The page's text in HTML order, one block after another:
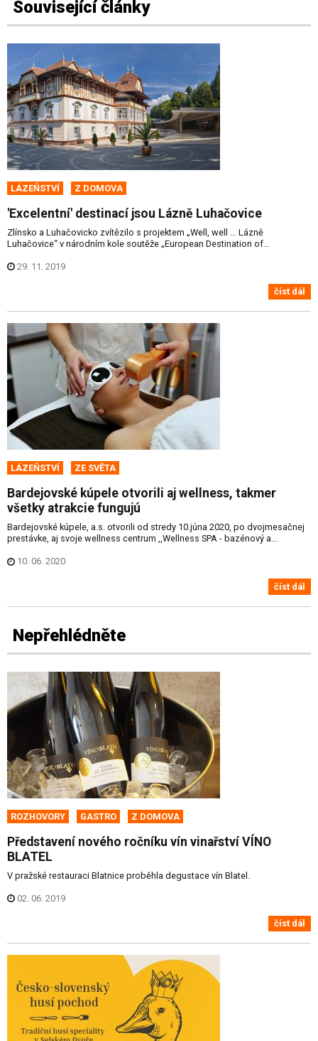
Související články
LÁZEŇSTVÍ Z DOMOVA
'Excelentní' destinací jsou Lázně Luhačovice
Zlínsko a Luhačovicko zvítězilo s projektem „Well, well … Lázně
Luhačovice“ v národním kole soutěže „European Destination of...
29. 11. 2019
číst dál
LÁZEŇSTVÍ ZE SVĚTA
Bardejovské kúpele otvorili aj wellness, takmer
všetky atrakcie fungujú
Bardejovské kúpele, a.s. otvorili od stredy 10.júna 2020, po dvojmesačnej
prestávke, aj svoje wellness centrum ,,Wellness SPA - bazénový a...
10. 06. 2020
číst dál
Nepřehlédněte
ROZHOVORY GASTRO Z DOMOVA
Představení nového ročníku vín vinařství VÍNO
BLATEL
V pražské restauraci Blatnice proběhla degustace vín Blatel.
02. 06. 2019
číst dál